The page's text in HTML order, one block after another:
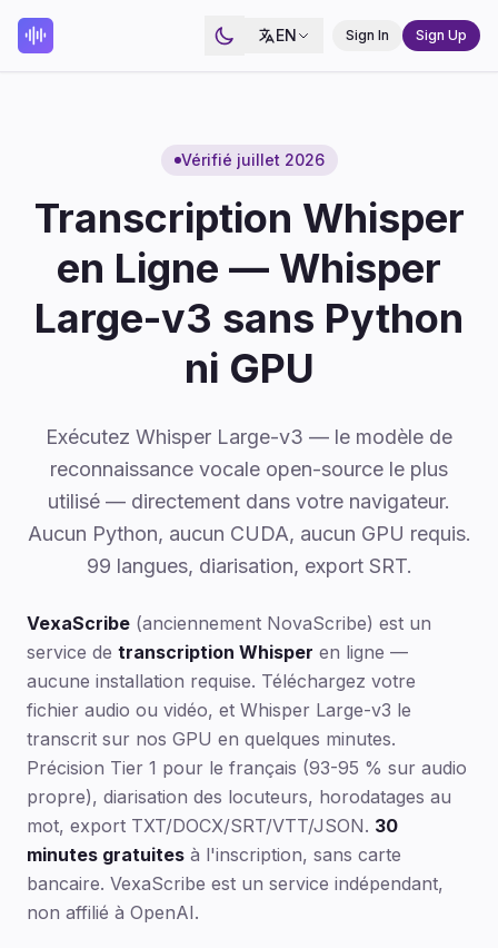
EN Sign In Sign Up
Vérifié juillet 2026
Transcription Whisper
en Ligne — Whisper
Large-v3 sans Python
ni GPU
Exécutez Whisper Large-v3 — le modèle de
reconnaissance vocale open-source le plus
utilisé — directement dans votre navigateur.
Aucun Python, aucun CUDA, aucun GPU requis.
99 langues, diarisation, export SRT.
VexaScribe (anciennement NovaScribe) est un
service de transcription Whisper en ligne —
aucune installation requise. Téléchargez votre
fichier audio ou vidéo, et Whisper Large-v3 le
transcrit sur nos GPU en quelques minutes.
Précision Tier 1 pour le français (93-95 % sur audio
propre), diarisation des locuteurs, horodatages au
mot, export TXT/DOCX/SRT/VTT/JSON. 30
minutes gratuites à l'inscription, sans carte
bancaire. VexaScribe est un service indépendant,
non affilié à OpenAI.